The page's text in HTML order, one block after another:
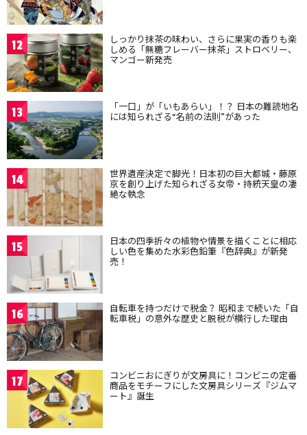
12 しっかり抹茶の味わい、さらに果実の香りも楽
しめる「無糖フレーバー抹茶」ストロベリー、
マンゴー新発売
13 「一口」が「いもあらい」！？ 日本の難読地名
には知られざる“名前の法則”があった
14 世界遺産決定で脚光！日本初の巨大都城・藤原
京を創り上げた知られざる女帝・持統天皇の凄
絶な執念
15 日本の四季折々の植物や情景を描くことに相応
しい色を集めた水彩色鉛筆『色辞典』が新発
売！
16 自転車を持つだけで税金？ 昭和まで続いた「自
転車税」の意外な歴史と脱税が横行した理由
17 コンビニおにぎりが文房具に！コンビニの定番
商品をモチーフにした文房具シリーズ『ジムマ
ート』誕生